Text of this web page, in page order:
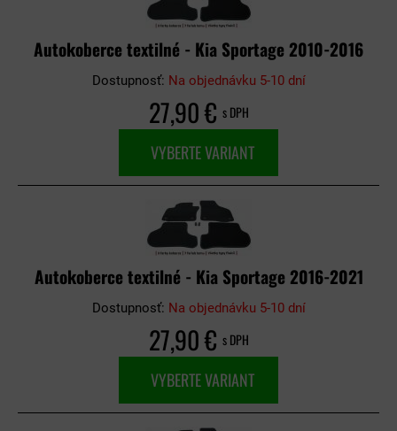
Autokoberce textilné - Kia Sportage 2010-2016
Dostupnosť: Na objednávku 5-10 dní
27,90 € s DPH
VYBERTE VARIANT
Autokoberce textilné - Kia Sportage 2016-2021
Dostupnosť: Na objednávku 5-10 dní
27,90 € s DPH
VYBERTE VARIANT